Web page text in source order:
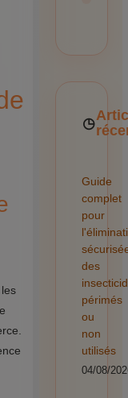
Guide
complet
pour
des
périmés
ou
non
utilisés
04/08/